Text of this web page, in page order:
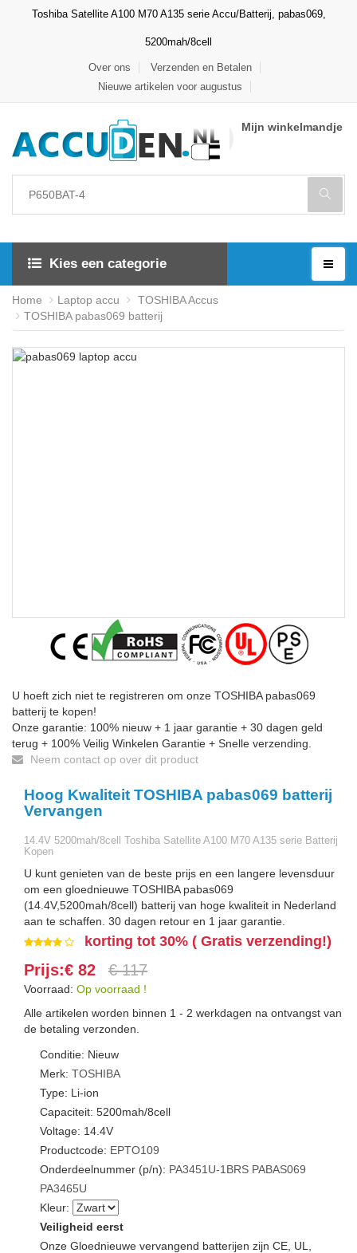
Toshiba Satellite A100 M70 A135 serie Accu/Batterij, pabas069,
5200mah/8cell
Over ons
Verzenden en Betalen
Nieuwe artikelen voor augustus
Mijn winkelmandje
Kies een categorie
Home Laptop accu
TOSHIBA Accus
TOSHIBA pabas069 batterij
U hoeft zich niet te registreren om onze TOSHIBA pabas069
batterij te kopen!
Onze garantie: 100% nieuw + 1 jaar garantie + 30 dagen geld
terug + 100% Veilig Winkelen Garantie + Snelle verzending.
Neem contact op over dit product
Hoog Kwaliteit TOSHIBA pabas069 batterij
Vervangen
14.4V 5200mah/8cell Toshiba Satellite A100 M70 A135 serie Batterij
Kopen
U kunt genieten van de beste prijs en een langere levensduur
om een gloednieuwe TOSHIBA pabas069
(14.4V,5200mah/8cell) batterij van hoge kwaliteit in Nederland
aan te schaffen. 30 dagen retour en 1 jaar garantie.
korting tot 30% ( Gratis verzending!)
Prijs:€ 82 € 117
Voorraad: Op voorraad !
Alle artikelen worden binnen 1 - 2 werkdagen na ontvangst van
de betaling verzonden.
Conditie: Nieuw
Merk: TOSHIBA
Type: Li-ion
Capaciteit: 5200mah/8cell
Voltage: 14.4V
Productcode: EPTO109
Onderdeelnummer (p/n): PA3451U-1BRS PABAS069
PA3465U
Kleur:
Veiligheid eerst
Onze Gloednieuwe vervangend batterijen zijn CE, UL,